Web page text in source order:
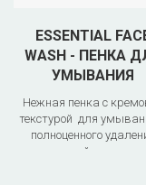
ESSENTIAL
WASH - ПЕНКА
УМЫВАНИЯ
Нежная пенка с
текстурой для
полноценного
загрязнений и